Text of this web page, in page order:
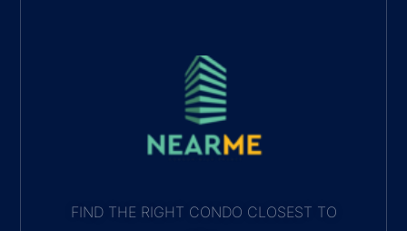
FIND THE RIGHT CONDO CLOSEST TO